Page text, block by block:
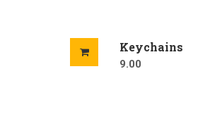
Keychains
9.00